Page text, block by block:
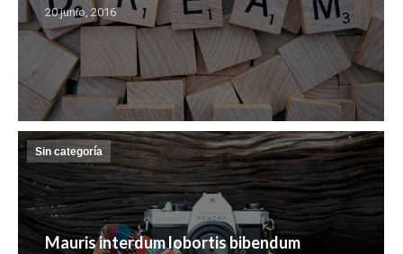
20 junio, 2016
Sin categoría
Mauris interdum lobortis bibendum